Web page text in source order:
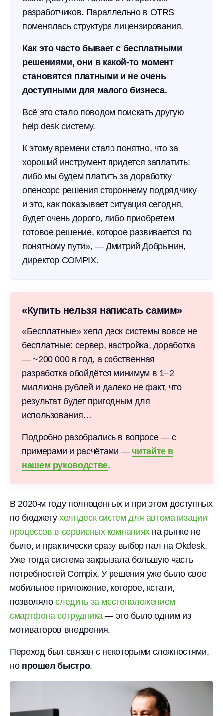
разработчиков. Параллельно в OTRS
поменялась структура лицензирования.
Как это часто бывает с бесплатными
решениями, они в какой-то момент
становятся платными и не очень
доступными для малого бизнеса.
Всё это стало поводом поискать другую
help desk систему.
К этому времени стало понятно, что за
хороший инструмент придется заплатить:
либо мы будем платить за доработку
опенсорс решения стороннему подрядчику
и это, как показывает ситуация сегодня,
будет очень дорого, либо приобретем
готовое решение, которое развивается по
понятному пути», — Дмитрий Добрынин,
директор COMPIX.
«Купить нельзя написать самим»
«Бесплатные» хепл деск системы вовсе не
бесплатные: сервер, настройка, доработка
— ~200 000 в год, а собственная
разработка обойдётся минимум в 1−2
миллиона рублей и далеко не факт, что
результат будет пригодным для
использования…
Подробно разобрались в вопросе — с
примерами и расчётами —читайте в
нашем руководстве.
В 2020-м году полноценных и при этом доступных
по бюджетухелпдеск систем для автоматизации
процессов в сервисных компанияхна рынке не
было, и практически сразу выбор пал на Okdesk.
Уже тогда система закрывала большую часть
потребностей Compix. У решения уже было свое
мобильное приложение, которое, кстати,
позволялоследить за местоположением
смартфона сотрудника— это было одним из
мотиваторов внедрения.
Переход был связан с некоторыми сложностями,
но прошел быстро.